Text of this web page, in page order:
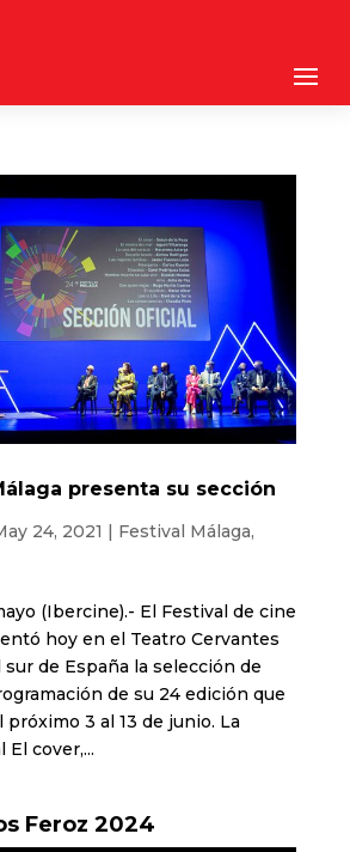
presenta su sección
24, 2021 | Festival Málaga,
(Ibercine).- El Festival de cine
hoy en el Teatro Cervantes
sur de España la selección de
de su 24 edición que
3 al 13 de junio. La
El cover,...
Feroz 2024